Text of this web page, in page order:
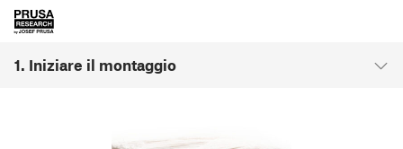
1. Iniziare il montaggio